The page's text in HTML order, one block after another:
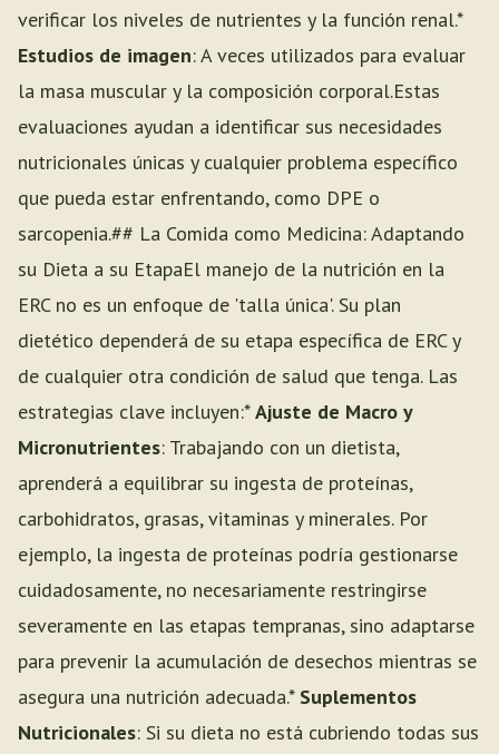
verificar los niveles de nutrientes y la función renal.*
Estudios de imagen: A veces utilizados para evaluar
la masa muscular y la composición corporal.Estas
evaluaciones ayudan a identificar sus necesidades
nutricionales únicas y cualquier problema específico
que pueda estar enfrentando, como DPE o
sarcopenia.## La Comida como Medicina: Adaptando
su Dieta a su EtapaEl manejo de la nutrición en la
ERC no es un enfoque de 'talla única'. Su plan
dietético dependerá de su etapa específica de ERC y
de cualquier otra condición de salud que tenga. Las
estrategias clave incluyen:*Ajuste de Macro y
Micronutrientes: Trabajando con un dietista,
aprenderá a equilibrar su ingesta de proteínas,
carbohidratos, grasas, vitaminas y minerales. Por
ejemplo, la ingesta de proteínas podría gestionarse
cuidadosamente, no necesariamente restringirse
severamente en las etapas tempranas, sino adaptarse
para prevenir la acumulación de desechos mientras se
asegura una nutrición adecuada.* Suplementos
Nutricionales: Si su dieta no está cubriendo todas sus